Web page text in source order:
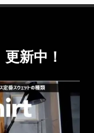
新中！